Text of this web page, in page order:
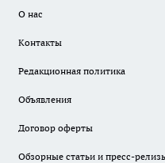
О нас
Контакты
Редакционная политика
Объявления
Договор оферты
Обзорные статьи и пресс-